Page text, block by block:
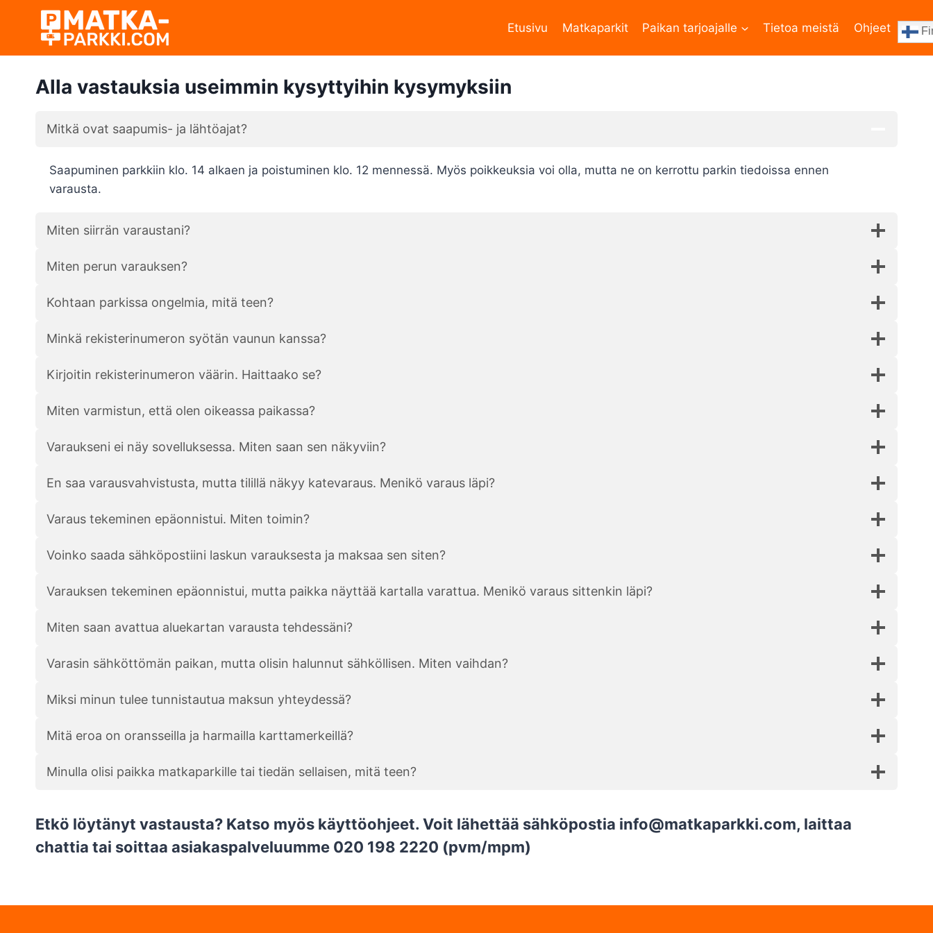
sisältöön
Etusivu Matkaparkit Paikan tarjoajalle Tietoa meistä Ohjeet
Alla vastauksia useimmin kysyttyihin kysymyksiin
Mitkä ovat saapumis- ja lähtöajat?
Saapuminen parkkiin klo. 14 alkaen ja poistuminen klo. 12 mennessä. Myös poikkeuksia voi olla, mutta ne on kerrottu parkin tiedoissa ennen
varausta.
Miten siirrän varaustani?
Miten perun varauksen?
Kohtaan parkissa ongelmia, mitä teen?
Minkä rekisterinumeron syötän vaunun kanssa?
Kirjoitin rekisterinumeron väärin. Haittaako se?
Miten varmistun, että olen oikeassa paikassa?
Varaukseni ei näy sovelluksessa. Miten saan sen näkyviin?
En saa varausvahvistusta, mutta tilillä näkyy katevaraus. Menikö varaus läpi?
Varaus tekeminen epäonnistui. Miten toimin?
Voinko saada sähköpostiini laskun varauksesta ja maksaa sen siten?
Varauksen tekeminen epäonnistui, mutta paikka näyttää kartalla varattua. Menikö varaus sittenkin läpi?
Miten saan avattua aluekartan varausta tehdessäni?
Varasin sähköttömän paikan, mutta olisin halunnut sähköllisen. Miten vaihdan?
Miksi minun tulee tunnistautua maksun yhteydessä?
Mitä eroa on oransseilla ja harmailla karttamerkeillä?
Minulla olisi paikka matkaparkille tai tiedän sellaisen, mitä teen?
Etkö löytänyt vastausta? Katso myös käyttöohjeet. Voit lähettää sähköpostia info@matkaparkki.com, laittaa
chattia tai soittaa asiakaspalveluumme 020 198 2220 (pvm/mpm)